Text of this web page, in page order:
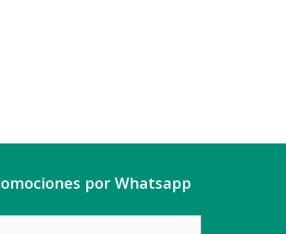
por Whatsapp